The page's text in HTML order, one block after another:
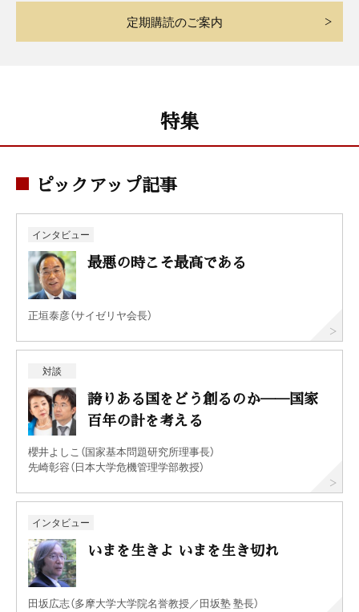
定期購読のご案内
特集
ピックアップ記事
インタビュー
最悪の時こそ最高である
正垣泰彦（サイゼリヤ会長）
対談
誇りある国をどう創るのか──国家
百年の計を考える
櫻井よしこ（国家基本問題研究所理事長）
先崎彰容（日本大学危機管理学部教授）
インタビュー
いまを生きよ いまを生き切れ
田坂広志（多摩大学大学院名誉教授／田坂塾 塾長）